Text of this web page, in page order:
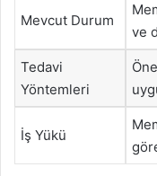
Mevcut Durum
ve
Tedavi
Yöntemleri
İş Yükü